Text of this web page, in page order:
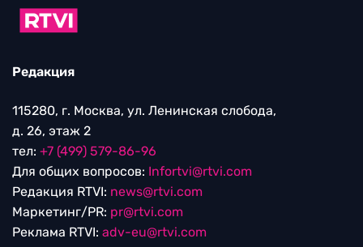
Редакция
115280, г. Москва, ул. Ленинская слобода,
д. 26, этаж 2
тел: +7 (499) 579-86-96
Для общих вопросов: Infortvi@rtvi.com
Редакция RTVI: news@rtvi.com
Маркетинг/PR: pr@rtvi.com
Реклама RTVI: adv-eu@rtvi.com